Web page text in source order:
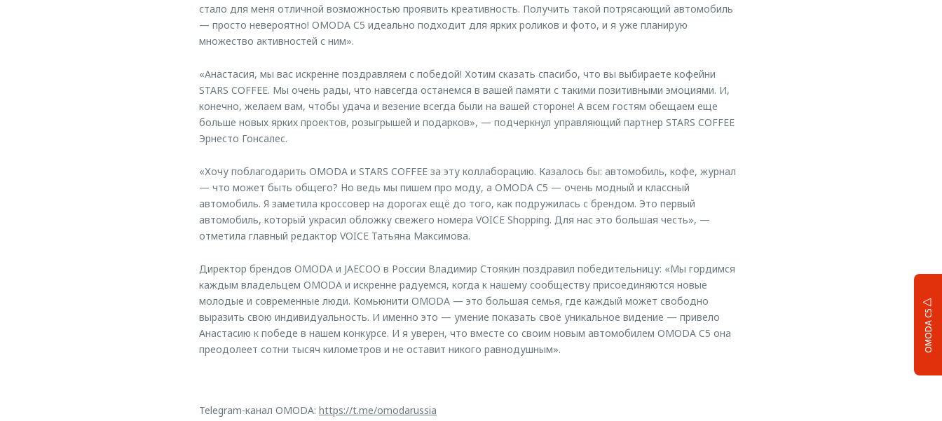
OMODA C5
стало для меня отличной возможностью проявить креативность. Получить такой потрясающий автомобиль
— просто невероятно! OMODA C5 идеально подходит для ярких роликов и фото, и я уже планирую
множество активностей с ним».
«Анастасия, мы вас искренне поздравляем с победой! Хотим сказать спасибо, что вы выбираете кофейни
STARS COFFEE. Мы очень рады, что навсегда останемся в вашей памяти с такими позитивными эмоциями. И,
конечно, желаем вам, чтобы удача и везение всегда были на вашей стороне! А всем гостям обещаем еще
больше новых ярких проектов, розыгрышей и подарков», — подчеркнул управляющий партнер STARS COFFEE
Эрнесто Гонсалес.
«Хочу поблагодарить OMODA и STARS COFFEE за эту коллаборацию. Казалось бы: автомобиль, кофе, журнал
— что может быть общего? Но ведь мы пишем про моду, а OMODA С5 — очень модный и классный
автомобиль. Я заметила кроссовер на дорогах ещё до того, как подружилась с брендом. Это первый
автомобиль, который украсил обложку свежего номера VOICE Shopping. Для нас это большая честь», —
отметила главный редактор VOICE Татьяна Максимова.
Директор брендов OMODA и JAECOO в России Владимир Стоякин поздравил победительницу: «Мы гордимся
каждым владельцем OMODA и искренне радуемся, когда к нашему сообществу присоединяются новые
молодые и современные люди. Комьюнити OMODA — это большая семья, где каждый может свободно
выразить свою индивидуальность. И именно это — умение показать своё уникальное видение — привело
Анастасию к победе в нашем конкурсе. И я уверен, что вместе со своим новым автомобилем OMODA C5 она
преодолеет сотни тысяч километров и не оставит никого равнодушным».
Telegram-канал OMODA: https://t.me/omodarussia